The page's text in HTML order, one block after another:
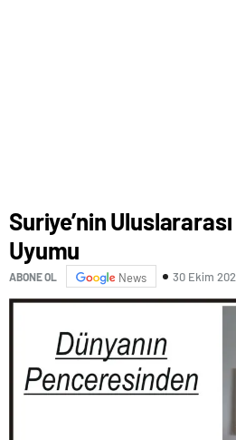
Suriye’nin
Uyumu
ABONE OL News 30 Ekim